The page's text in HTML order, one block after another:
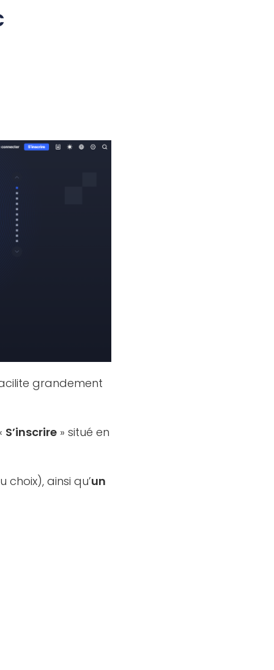
grandement
S’inscrire » situé en
choix), ainsi qu’un